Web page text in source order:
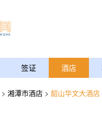
签证 酒店
> 湘潭市酒店 > 韶山华文大酒店